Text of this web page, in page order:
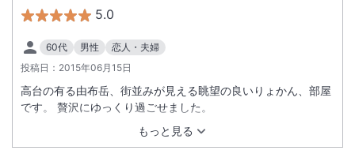
5.0
60代 男性
恋人・夫婦
投稿日： 2015年06月15日
もっと見る
高台の有る由布岳、街並みが見える眺望の良いりょかん、部屋
です。 贅沢にゆっくり過ごせました。